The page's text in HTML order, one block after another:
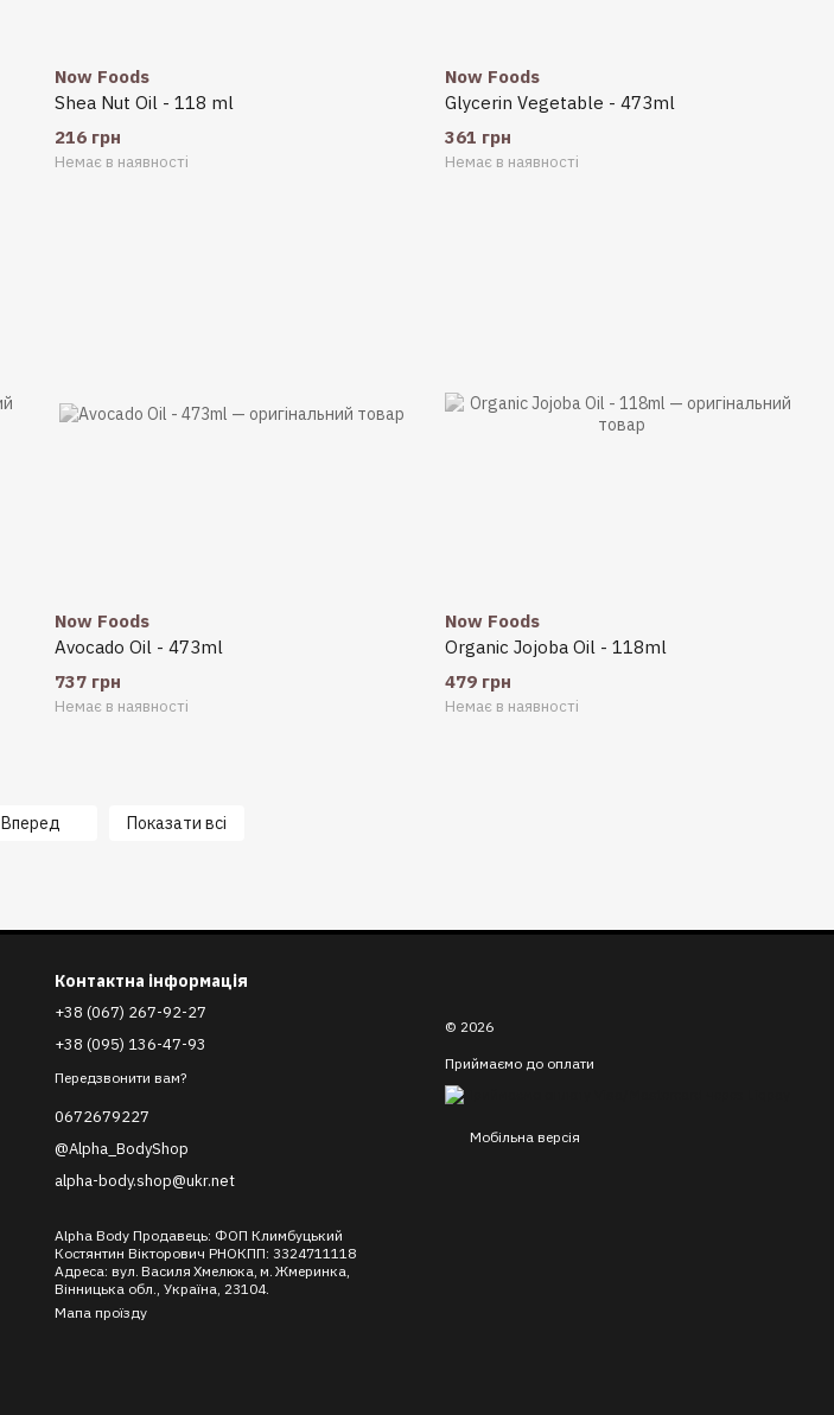
Now Foods
Shea Nut Oil - 118 ml
216 грн
Немає в наявності
Now Foods
Glycerin Vegetable - 473ml
361 грн
Немає в наявності
Now Foods
Avocado Oil - 473ml
737 грн
Немає в наявності
Now Foods
Organic Jojoba Oil - 118ml
479 грн
Немає в наявності
Вперед Показати всі
Контактна інформація
+38 (067) 267-92-27
+38 (095) 136-47-93
Передзвонити вам?
0672679227
@Alpha_BodyShop
alpha-body.shop@ukr.net
Alpha Body Продавець: ФОП Климбуцький
Костянтин Вікторович РНОКПП: 3324711118
Адреса: вул. Василя Хмелюка, м. Жмеринка,
Вінницька обл., Україна, 23104.
Мапа проїзду
© 2026
Приймаємо до оплати
Мобільна версія